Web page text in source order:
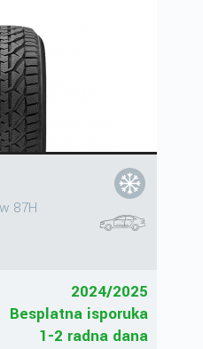
87H
2024/2025
Besplatna isporuka
1-2 radna dana